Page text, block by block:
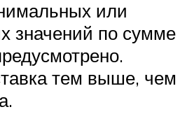
или
значений по сумме
тем выше, чем